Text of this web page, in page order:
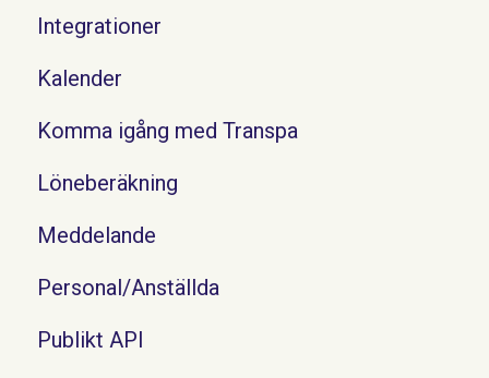
Integrationer
Kalender
Komma igång med Transpa
Löneberäkning
Meddelande
Personal/Anställda
Publikt API